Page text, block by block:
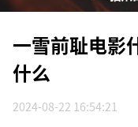
一雪前耻电影
什么
2024-08-22 16:54:21